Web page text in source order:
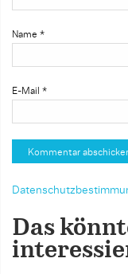
Name *
E-Mail *
Das